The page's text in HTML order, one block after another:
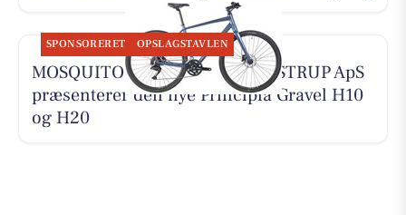
SPONSORERET OPSLAGSTAVLEN
MOSQUITO CYKELCENTER LYSTRUP ApS
præsenterer den nye Principia Gravel H10
og H20